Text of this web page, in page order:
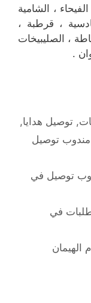
، الشامية
، قرطبة ،
، الصليبيخات
.
,توصيل هدايا,
مندوب توصيل
توصيل في
في